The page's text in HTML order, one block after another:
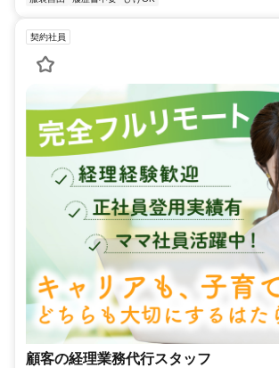
契約社員
顧客の経理業務代行スタッフ